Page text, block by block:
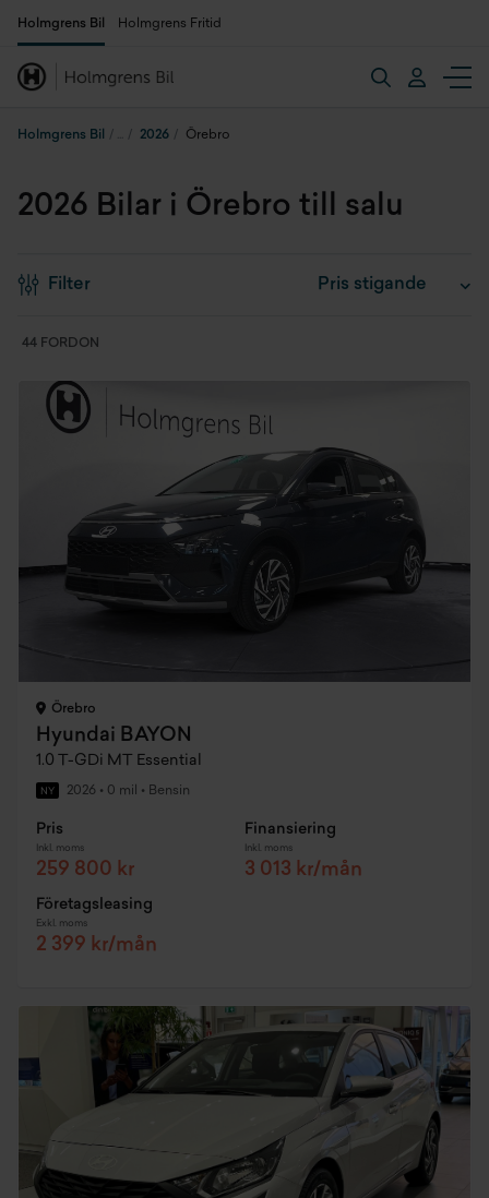
Holmgrens Bil Holmgrens Fritid
Holmgrens Bil 2026 Örebro
2026 Bilar i Örebro till salu
Filter
44 FORDON
Örebro
Hyundai BAYON
1.0 T-GDi MT Essential
NY 2026 • 0 mil • Bensin
Pris
Inkl. moms
259 800 kr
Finansiering
Inkl. moms
3 013 kr/mån
Företagsleasing
Exkl. moms
2 399 kr/mån